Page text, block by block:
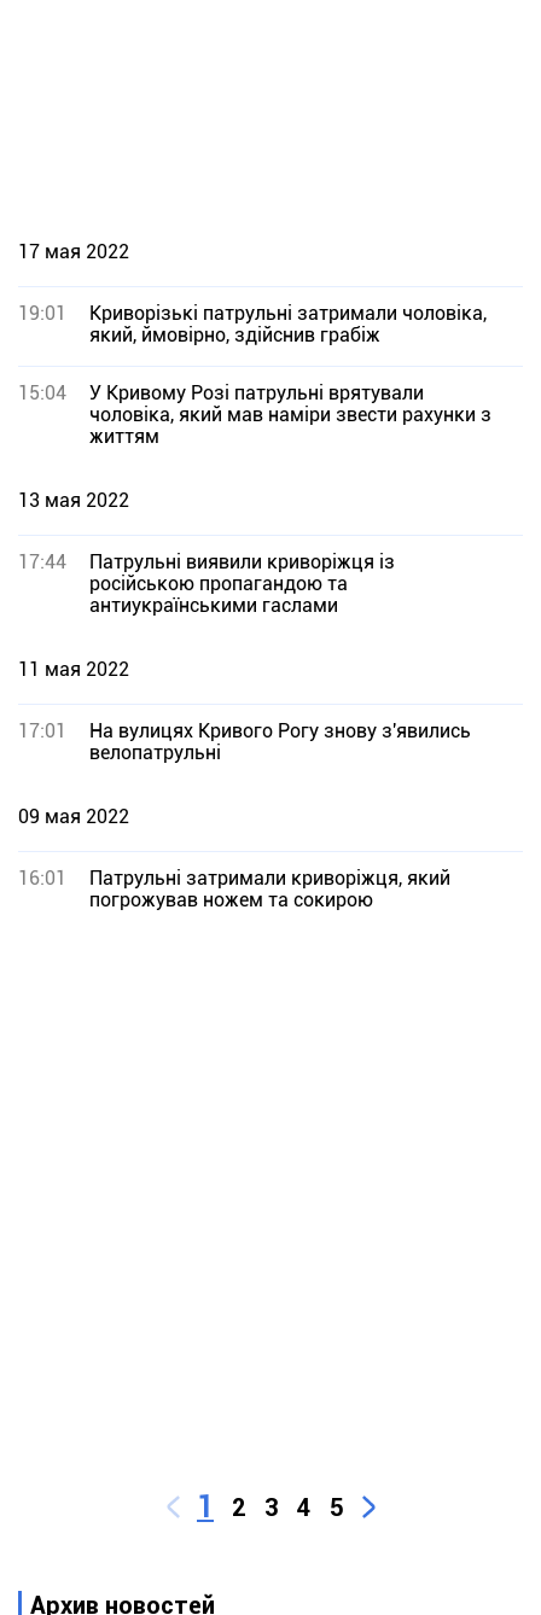
17 мая 2022
19:01
Криворізькі патрульні затримали чоловіка,
який, ймовірно, здійснив грабіж
15:04
У Кривому Розі патрульні врятували
чоловіка, який мав наміри звести рахунки з
життям
13 мая 2022
17:44
Патрульні виявили криворіжця із
російською пропагандою та
антиукраїнськими гаслами
11 мая 2022
17:01
На вулицях Кривого Рогу знову з'явились
велопатрульні
09 мая 2022
16:01
Патрульні затримали криворіжця, який
погрожував ножем та сокирою
1 2 3 4 5
Архив новостей